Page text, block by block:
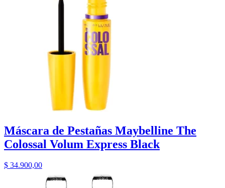
Máscara de Pestañas Maybelline The
Colossal Volum Express Black
$ 34.900,00